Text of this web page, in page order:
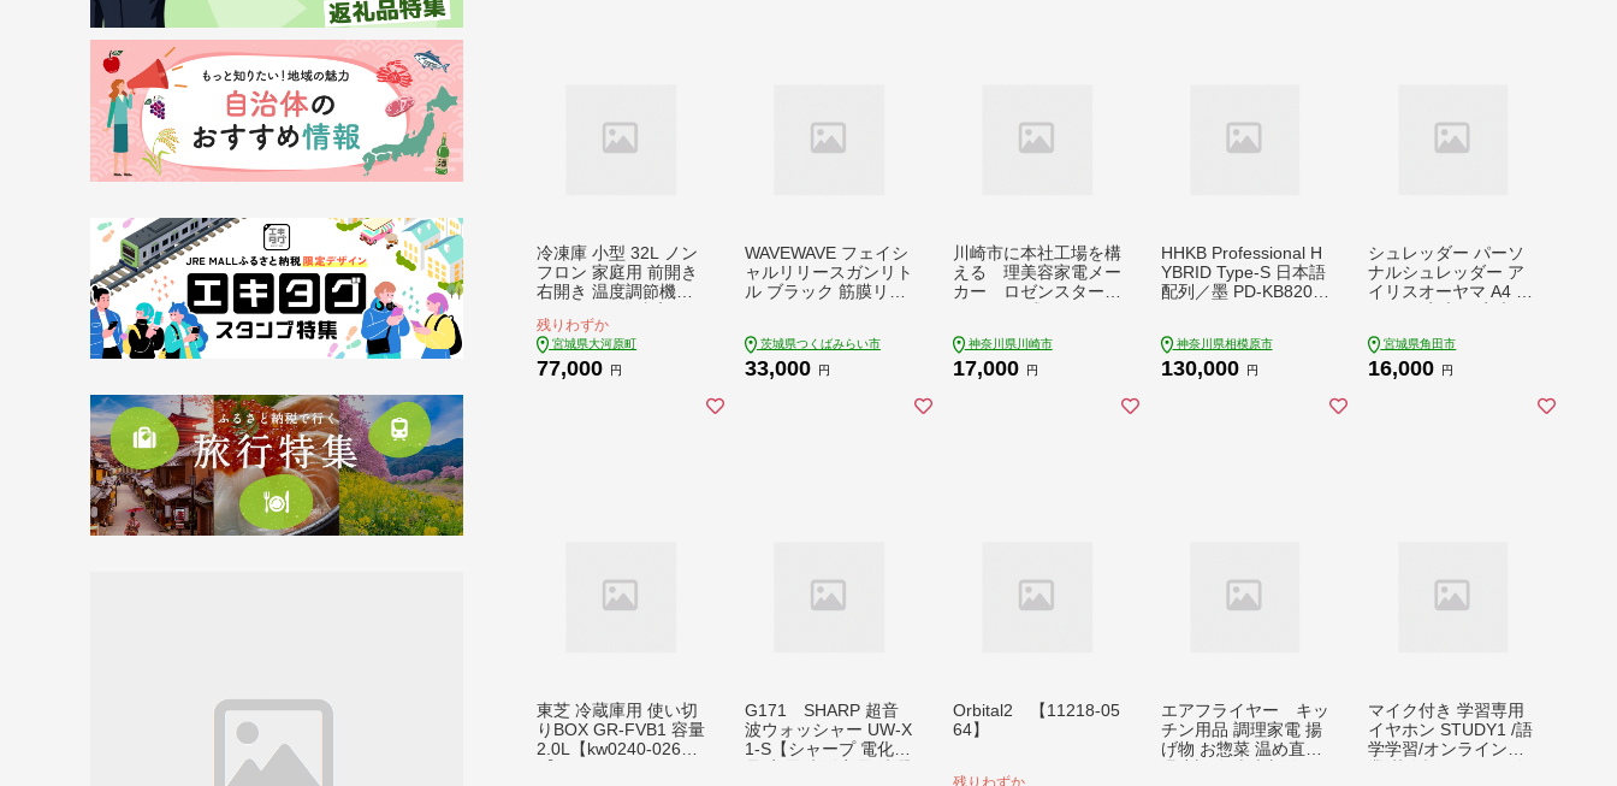
冷凍庫 小型 32L ノン
フロン 家庭用 前開き
右開き 温度調節機能
ニフリーザー 1ドア冷
凍庫 直冷式 冷凍スト
ッカー 食品保存 アイ
残りわずか
宮城県大河原町
77,000 円
WAVEWAVE フェイシ
ャルリリースガンリト
ル ブラック 筋膜リリ
マッサージ 家電 首 肩
肩甲骨 癒し グッズ プ
茨城県つくばみらい市
33,000 円
川崎市に本社工場を構
える 理美容家電メー
カー ロゼンスターJ
-0021】
神奈川県川崎市
17,000 円
HHKB Professional H
YBRID Type-S 日本語
配列／墨 PD-KB820B
神奈川県相模原市
130,000 円
シュレッダー パーソ
ナルシュレッダー ア
イリスオーヤマ A4 ブ
パクト 小型 電動シュ
レッダー 家庭用シュ
宮城県角田市
16,000 円
東芝 冷蔵庫用 使い切
りBOX GR-FVB1 容量
2.0L【kw0240-026
G171 SHARP 超音
波ウォッシャー UW-X
1-S【シャープ 電化製
Orbital2 【11218-05
64】
エアフライヤー キッ
チン用品 調理家電 揚
げ物 お惣菜 温め直し
マイク付き 学習専用
イヤホン STUDY1 /語
学学習/オンライン授